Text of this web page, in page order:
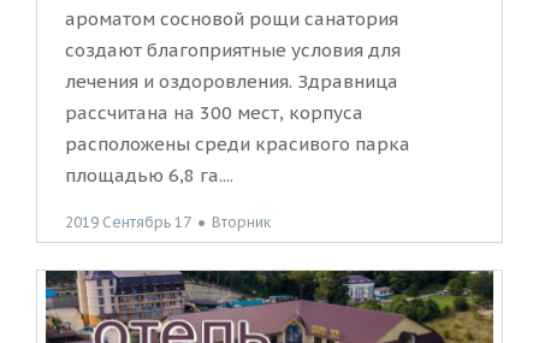
ароматом сосновой рощи санатория
создают благоприятные условия для
лечения и оздоровления. Здравница
рассчитана на 300 мест, корпуса
расположены среди красивого парка
площадью 6,8 га....
2019 Сентябрь 17 ● Вторник